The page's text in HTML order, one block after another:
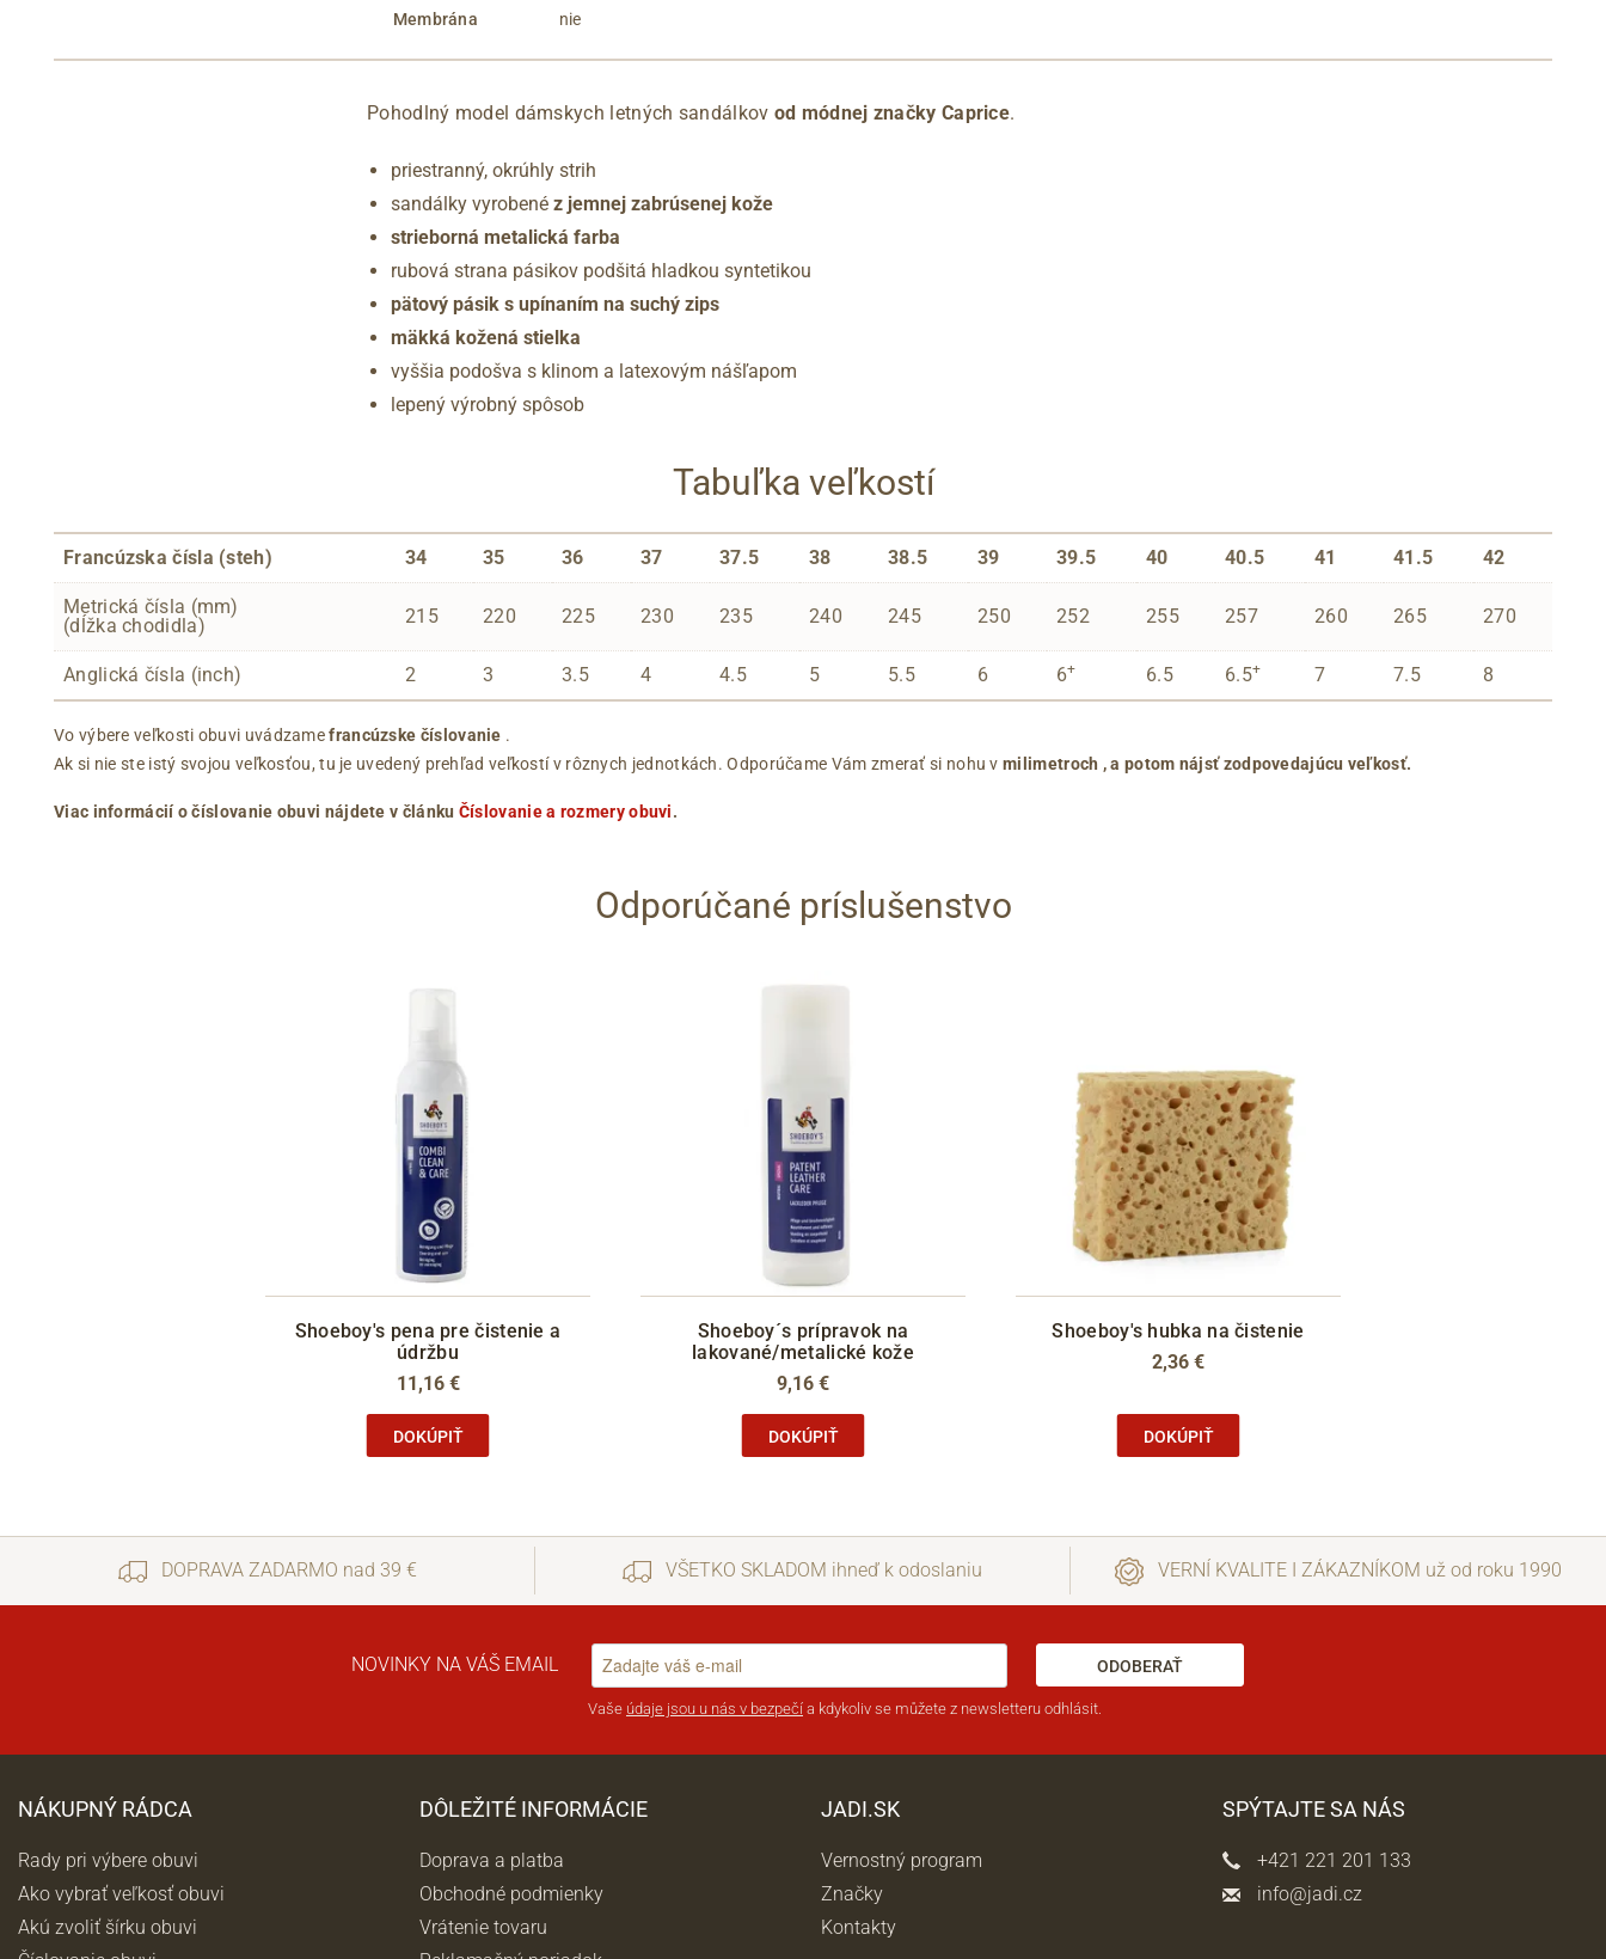
Membrána nie
Pohodlný model dámskych letných sandálkov od módnej značky Caprice.
priestranný, okrúhly strih
sandálky vyrobené z jemnej zabrúsenej kože
strieborná metalická farba
rubová strana pásikov podšitá hladkou syntetikou
pätový pásik s upínaním na suchý zips
mäkká kožená stielka
vyššia podošva s klinom a latexovým nášľapom
lepený výrobný spôsob
Tabuľka veľkostí
Francúzska čísla (steh) 34 35 36 37 37.5 38 38.5 39 39.5 40 40.5 41 41.5 42
Metrická čísla (mm)
(dĺžka chodidla)
215 220 225 230 235 240 245 250 252 255 257 260 265 270
Anglická čísla (inch) 2 3 3.5 4 4.5 5 5.5 6 6+ 6.5 6.5+ 7 7.5 8
Vo výbere veľkosti obuvi uvádzamefrancúzske číslovanie .
Ak si nie ste istý svojou veľkosťou, tu je uvedený prehľad veľkostí v rôznych jednotkách. Odporúčame Vám zmerať si nohu vmilimetroch , a potom nájsť zodpovedajúcu veľkosť.
Viac informácií o číslovanie obuvi nájdete v článku Číslovanie a rozmery obuvi.
Odporúčané príslušenstvo
Shoeboy's pena pre čistenie a
údržbu
11,16 €
DOKÚPIŤ
Shoeboy´s prípravok na
lakované/metalické kože
9,16 €
DOKÚPIŤ
Shoeboy's hubka na čistenie
2,36 €
DOKÚPIŤ
DOPRAVA ZADARMO nad 39 € VŠETKO SKLADOM ihneď k odoslaniu VERNÍ KVALITE I ZÁKAZNÍKOM už od roku 1990
NOVINKY NA VÁŠ EMAIL ODOBERAŤ
Vaše údaje jsou u nás v bezpečí a kdykoliv se můžete z newsletteru odhlásit.
NÁKUPNÝ RÁDCA
Rady pri výbere obuvi
Ako vybrať veľkosť obuvi
Akú zvoliť šírku obuvi
DÔLEŽITÉ INFORMÁCIE
Doprava a platba
Obchodné podmienky
Vrátenie tovaru
JADI.SK
Vernostný program
Značky
Kontakty
SPÝTAJTE SA NÁS
+421 221 201 133
info@jadi.cz